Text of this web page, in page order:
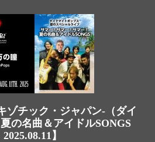
ゾチック・ジャパン-（ダイ
の名曲＆アイドルSONGS
】